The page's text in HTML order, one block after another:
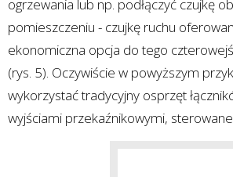
ogrzewania lub np. podłączyć czujkę
pomieszczeniu - czujkę ruchu
ekonomiczna opcja do tego
(rys. 5). Oczywiście w powyższym
wykorzystać tradycyjny osprzęt
wyjściami przekaźnikowymi,